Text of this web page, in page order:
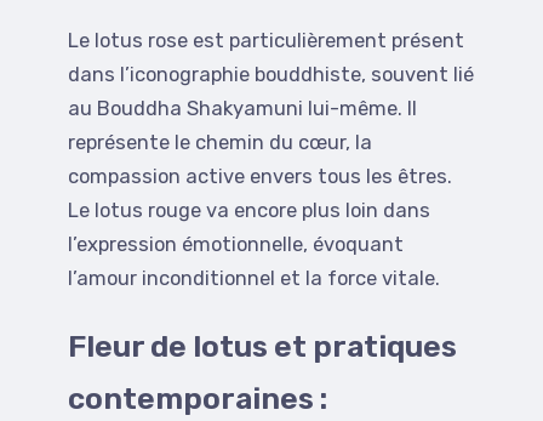
Le lotus rose est particulièrement présent
dans l’iconographie bouddhiste, souvent lié
au Bouddha Shakyamuni lui-même. Il
représente le chemin du cœur, la
compassion active envers tous les êtres.
Le lotus rouge va encore plus loin dans
l’expression émotionnelle, évoquant
l’amour inconditionnel et la force vitale.
Fleur de lotus et pratiques
contemporaines :